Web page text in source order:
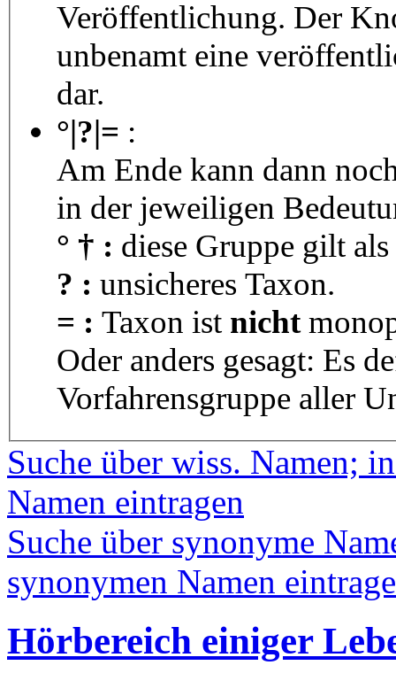
Veröffentlichung. Der
unbenamt eine
dar.
°|?|= :
Am Ende kann dann
in der jeweiligen
° † : diese Gruppe gilt als
? : unsicheres Taxon.
= : Taxon ist nicht
Oder anders gesagt: Es
Vorfahrensgruppe aller
Suche über wiss. Namen;
Namen eintragen
Suche über synonyme
synonymen Namen
Hörbereich einiger